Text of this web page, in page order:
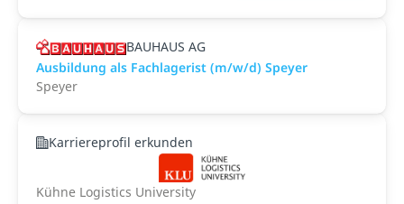
BAUHAUS AG
Ausbildung als Fachlagerist (m/w/d) Speyer
Speyer
Karriereprofil erkunden
Kühne Logistics University